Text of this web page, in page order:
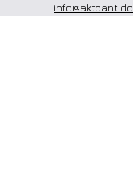
info@akteant.de